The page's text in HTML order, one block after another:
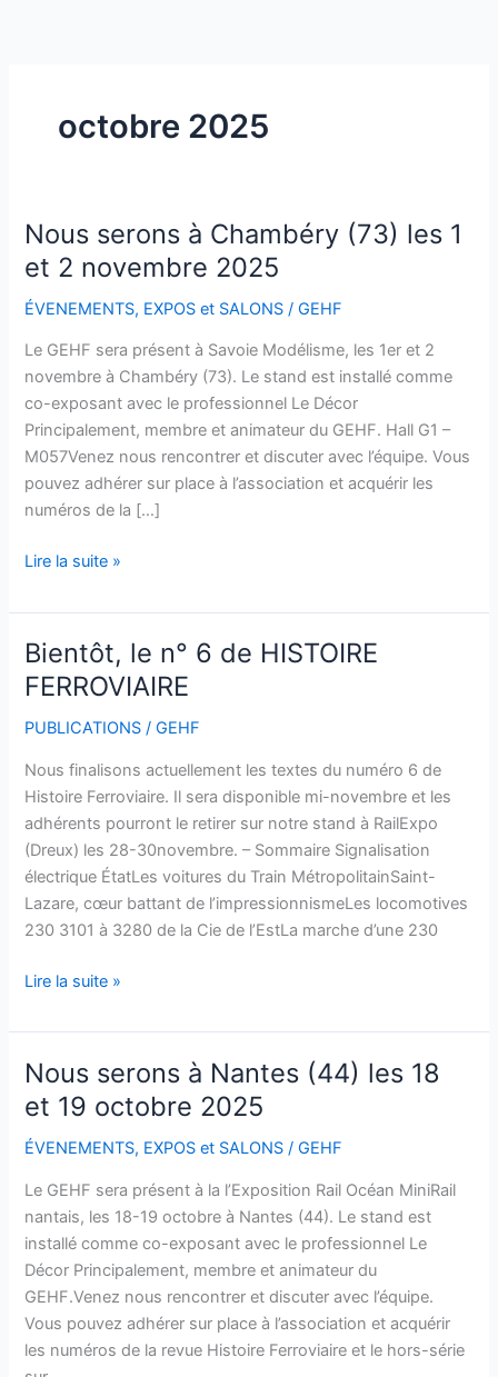
octobre 2025
Nous serons à Chambéry (73) les 1
et 2 novembre 2025
ÉVENEMENTS, EXPOS et SALONS /GEHF
Le GEHF sera présent à Savoie Modélisme, les 1er et 2
novembre à Chambéry (73). Le stand est installé comme
co-exposant avec le professionnel Le Décor
Principalement, membre et animateur du GEHF. Hall G1 –
M057Venez nous rencontrer et discuter avec l’équipe. Vous
pouvez adhérer sur place à l’association et acquérir les
numéros de la […]
Nous
serons
à
Chambéry
2025
Lire la suite »
Bientôt, le n° 6 de HISTOIRE
FERROVIAIRE
PUBLICATIONS /GEHF
Nous finalisons actuellement les textes du numéro 6 de
Histoire Ferroviaire. Il sera disponible mi-novembre et les
adhérents pourront le retirer sur notre stand à RailExpo
(Dreux) les 28-30novembre. – Sommaire Signalisation
électrique ÉtatLes voitures du Train MétropolitainSaint-
Lazare, cœur battant de l’impressionnismeLes locomotives
230 3101 à 3280 de la Cie de l’EstLa marche d’une 230
Bientôt,
le
6
Lire la suite »
Nous serons à Nantes (44) les 18
et 19 octobre 2025
ÉVENEMENTS, EXPOS et SALONS /GEHF
Le GEHF sera présent à la l’Exposition Rail Océan MiniRail
nantais, les 18-19 octobre à Nantes (44). Le stand est
installé comme co-exposant avec le professionnel Le
Décor Principalement, membre et animateur du
GEHF.Venez nous rencontrer et discuter avec l’équipe.
Vous pouvez adhérer sur place à l’association et acquérir
les numéros de la revue Histoire Ferroviaire et le hors-série
Nous
serons
à
Nantes
les
18
et
19
octobre
2025